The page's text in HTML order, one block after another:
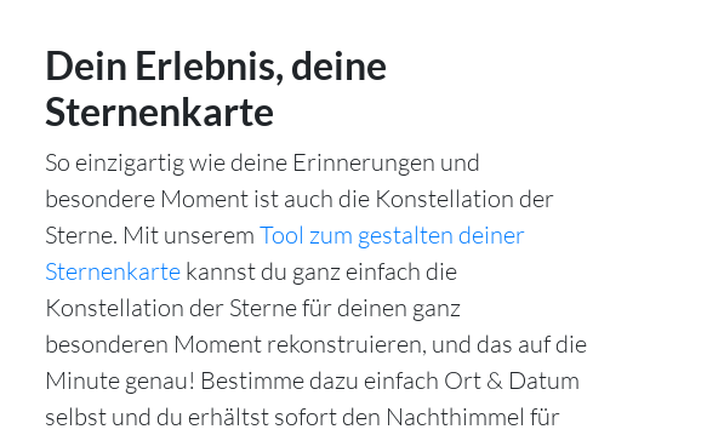
Dein Erlebnis, deine
Sternenkarte
So einzigartig wie deine Erinnerungen und
besondere Moment ist auch die Konstellation der
Sterne. Mit unserem Tool zum gestalten deiner
Sternenkarte kannst du ganz einfach die
Konstellation der Sterne für deinen ganz
besonderen Moment rekonstruieren, und das auf die
Minute genau! Bestimme dazu einfach Ort & Datum
selbst und du erhältst sofort den Nachthimmel für